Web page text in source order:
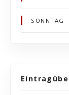
SONNTAG